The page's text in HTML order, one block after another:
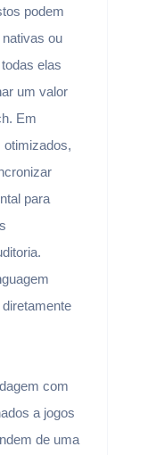
podem
ou
elas
um valor
Em
otimizados,
para
com
a jogos
de uma